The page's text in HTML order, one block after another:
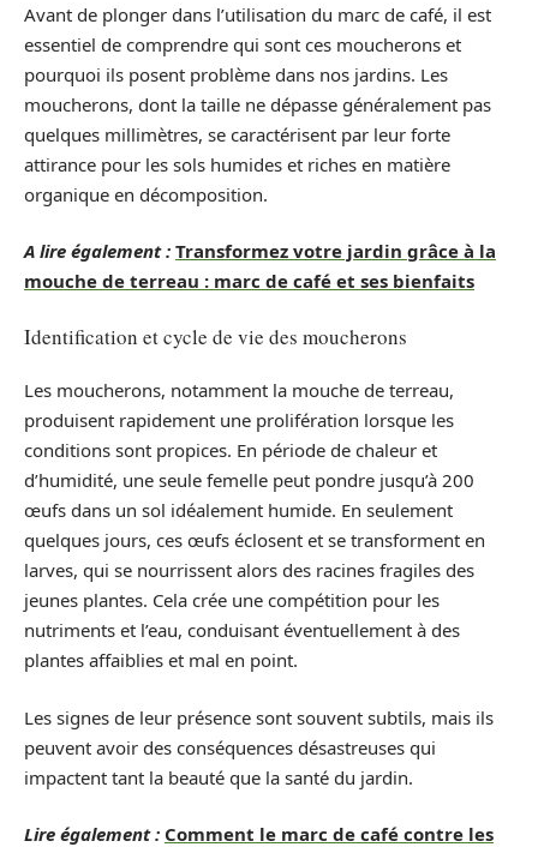
Avant de plonger dans l’utilisation du marc de café, il est
essentiel de comprendre qui sont ces moucherons et
pourquoi ils posent problème dans nos jardins. Les
moucherons, dont la taille ne dépasse généralement pas
quelques millimètres, se caractérisent par leur forte
attirance pour les sols humides et riches en matière
organique en décomposition.
A lire également : Transformez votre jardin grâce à la
mouche de terreau : marc de café et ses bienfaits
Identification et cycle de vie des moucherons
Les moucherons, notamment la mouche de terreau,
produisent rapidement une prolifération lorsque les
conditions sont propices. En période de chaleur et
d’humidité, une seule femelle peut pondre jusqu’à 200
œufs dans un sol idéalement humide. En seulement
quelques jours, ces œufs éclosent et se transforment en
larves, qui se nourrissent alors des racines fragiles des
jeunes plantes. Cela crée une compétition pour les
nutriments et l’eau, conduisant éventuellement à des
plantes affaiblies et mal en point.
Les signes de leur présence sont souvent subtils, mais ils
peuvent avoir des conséquences désastreuses qui
impactent tant la beauté que la santé du jardin.
Lire également : Comment le marc de café contre les